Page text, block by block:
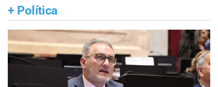
+ Política